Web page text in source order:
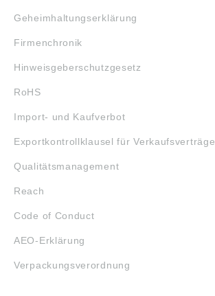
Geheimhaltungserklärung
Firmenchronik
Hinweisgeberschutzgesetz
RoHS
Import- und Kaufverbot
Exportkontrollklausel für Verkaufsverträge
Qualitätsmanagement
Reach
Code of Conduct
AEO-Erklärung
Verpackungsverordnung